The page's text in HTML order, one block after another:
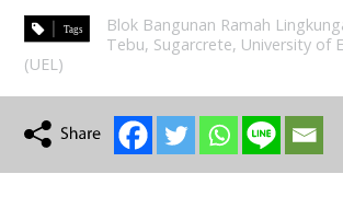
Blok Bangunan Ramah
Tebu, Sugarcrete, University of
(UEL)